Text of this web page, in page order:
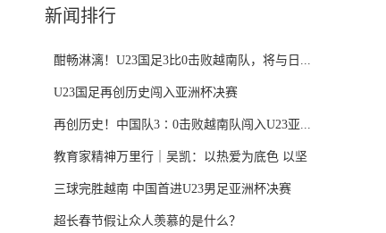
新闻排行
酣畅淋漓！U23国足3比0击败越南队，将与日...
U23国足再创历史闯入亚洲杯决赛
再创历史！中国队3∶0击败越南队闯入U23亚...
教育家精神万里行｜吴凯：以热爱为底色 以坚
守...
三球完胜越南 中国首进U23男足亚洲杯决赛
超长春节假让众人羡慕的是什么？